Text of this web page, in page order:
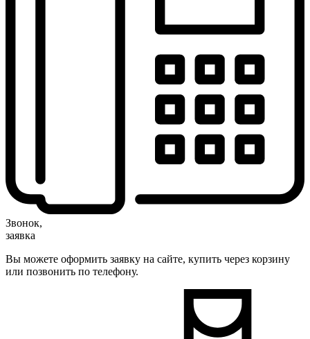
Звонок,
заявка
Вы можете оформить заявку на сайте, купить через корзину
или позвонить по телефону.